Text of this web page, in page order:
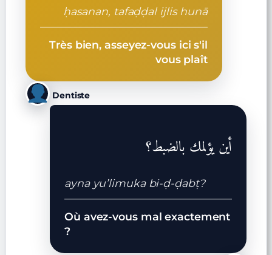
ḥasanan, tafaḍḍal ijlis hunā
Très bien, asseyez-vous ici s'il
vous plaît
Dentiste
أين يؤلمك بالضبط؟
ayna yu’limuka bi-ḍ-ḍabṭ?
Où avez-vous mal exactement
?